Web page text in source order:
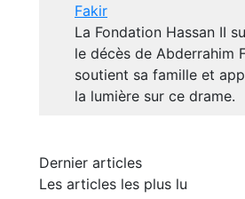
Fakir
La Fondation Hassan II
le décès de Abderrahim
soutient sa famille et
la lumière sur ce drame.
Dernier articles
Les articles les plus lu